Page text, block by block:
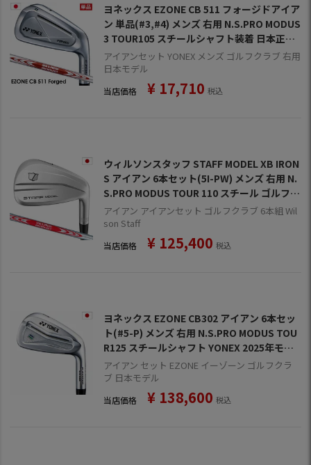
ヨネックス EZONE CB 511 フォージドアイア
ン 単品(#3,#4) メンズ 右用 N.S.PRO MODUS
3 TOUR105 スチールシャフト装着 日本正規
品 YONEX イーゾーン ゴルフクラブ モーダス
ツアー モーダス3 NSプロ 105
アイアンセット YONEX メンズ ゴルフクラブ 右用
日本モデル
当店価格 ¥ 17,710 税込
ウィルソンスタッフ STAFF MODEL XB IRON
S アイアン 6本セット(5I-PW) メンズ 右用 N.
S.PRO MODUS TOUR 110 スチール ゴルフク
ラブ 2026年モデル 日本正規品
アイアン アイアンセット ゴルフクラブ 6本組 Wil
son Staff
当店価格 ¥ 125,400 税込
ヨネックス EZONE CB302 アイアン 6本セッ
ト(#5-P) メンズ 右用 N.S.PRO MODUS TOU
R125 スチールシャフト YONEX 2025年モデ
ル 日本正規品
アイアン セット EZONE イーゾーン ゴルフクラ
ブ 日本モデル
当店価格 ¥ 138,600 税込